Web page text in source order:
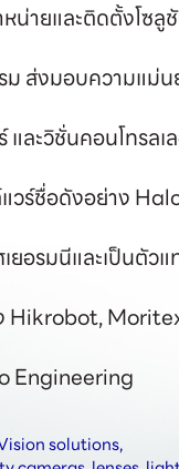
น่ายและติดตั้งโซ
ส่งมอบความแม่น
ละวิชั่นคอนโทรลเ
วร์ชื่อดังอย่าง
อรมนีและเป็นตัวแ
Hikrobot,
Engineering
solutions,